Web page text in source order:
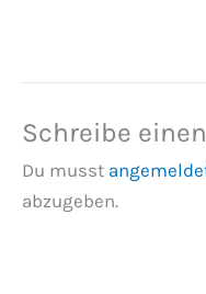
Schreibe
Du musst
abzugeben.